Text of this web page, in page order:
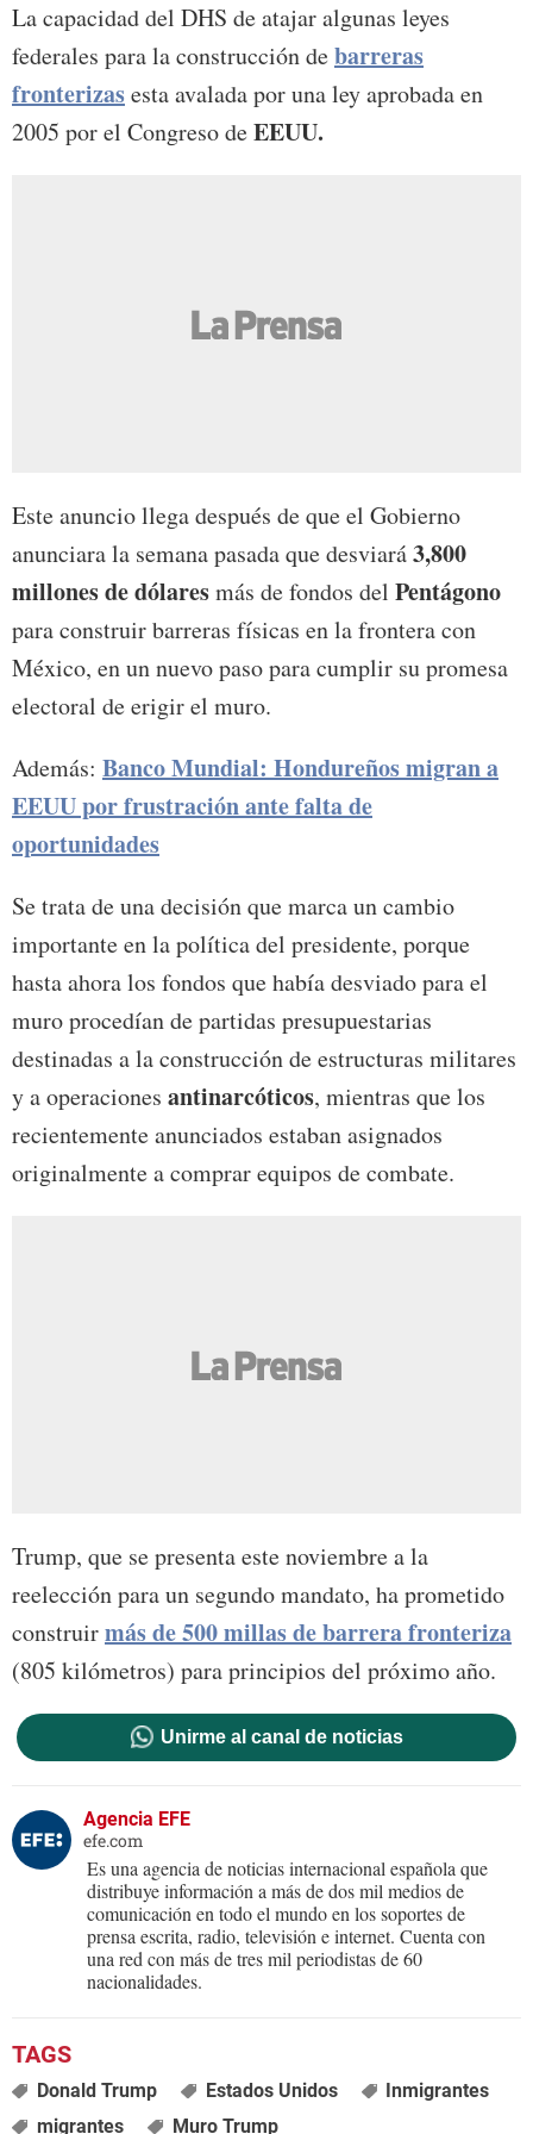
La capacidad del DHS de atajar algunas leyes
federales para la construcción debarreras
fronterizasesta avalada por una ley aprobada en
2005 por el Congreso deEEUU.
Este anuncio llega después de que el Gobierno
anunciara la semana pasada que desviará3,800
millones de dólaresmás de fondos del Pentágono
para construir barreras físicas en la frontera con
México, en un nuevo paso para cumplir su promesa
electoral de erigir el muro.
Además: Banco Mundial: Hondureños migran a
EEUU por frustración ante falta de
oportunidades
Se trata de una decisión que marca un cambio
importante en la política del presidente, porque
hasta ahora los fondos que había desviado para el
muro procedían de partidas presupuestarias
destinadas a la construcción de estructuras militares
y a operaciones antinarcóticos, mientras que los
recientemente anunciados estaban asignados
originalmente a comprar equipos de combate.
Trump, que se presenta este noviembre a la
reelección para un segundo mandato, ha prometido
construirmás de 500 millas de barrera fronteriza
(805 kilómetros) para principios del próximo año.
Unirme al canal de noticias
Agencia EFE
efe.com
Es una agencia de noticias internacional española que
distribuye información a más de dos mil medios de
comunicación en todo el mundo en los soportes de
prensa escrita, radio, televisión e internet. Cuenta con
una red con más de tres mil periodistas de 60
nacionalidades.
Donald Trump Estados Unidos
Inmigrantes
migrantes
Muro Trump